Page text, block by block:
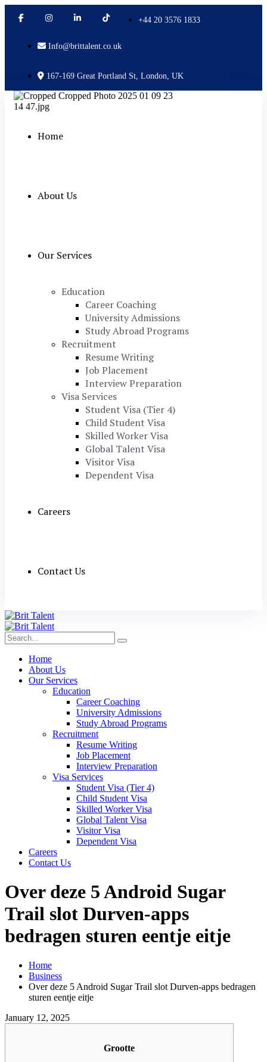
+44 20 3576 1833
Info@brittalent.co.uk
167-169 Great Portland St, London, UK
Home
About Us
Our Services
Education
Career Coaching
University Admissions
Study Abroad Programs
Recruitment
Resume Writing
Job Placement
Interview Preparation
Visa Services
Student Visa (Tier 4)
Child Student Visa
Skilled Worker Visa
Global Talent Visa
Visitor Visa
Dependent Visa
Careers
Contact Us
Home
About Us
Our Services
Education
Career Coaching
University Admissions
Study Abroad Programs
Recruitment
Resume Writing
Job Placement
Interview Preparation
Visa Services
Student Visa (Tier 4)
Child Student Visa
Skilled Worker Visa
Global Talent Visa
Visitor Visa
Dependent Visa
Careers
Contact Us
Over deze 5 Android Sugar
Trail slot Durven-apps
bedragen sturen eentje eitje
Home
Business
Over deze 5 Android Sugar Trail slot Durven-apps bedragen
sturen eentje eitje
January 12, 2025
Grootte